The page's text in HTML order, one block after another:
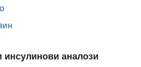
аналози